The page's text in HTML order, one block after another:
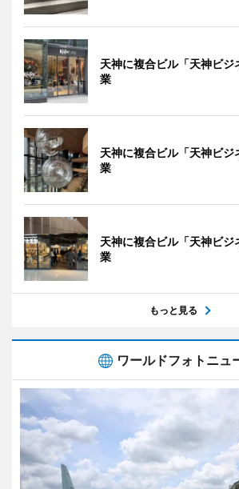
天神に複合ビル「天神ビジ
業
天神に複合ビル「天神ビジ
業
天神に複合ビル「天神ビジ
業
もっと見る
ワールドフォトニュ